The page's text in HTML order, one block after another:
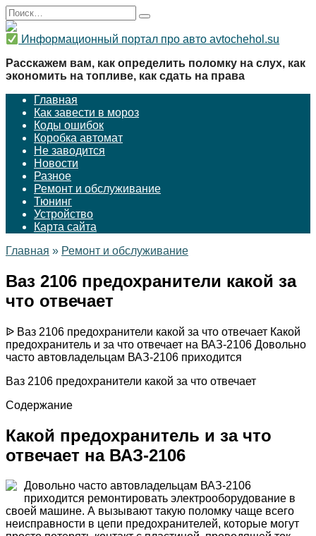
Перейти
к
содержанию
Search
for:
Информационный портал про авто avtochehol.su
Расскажем вам, как определить поломку на слух, как
экономить на топливе, как сдать на права
Главная
Как завести в мороз
Коды ошибок
Коробка автомат
Не заводится
Новости
Разное
Ремонт и обслуживание
Тюнинг
Устройство
Карта сайта
Главная » Ремонт и обслуживание
Ваз 2106 предохранители какой за
что отвечает
ᐉ Ваз 2106 предохранители какой за что отвечает Какой
предохранитель и за что отвечает на ВАЗ-2106 Довольно
часто автовладельцам ВАЗ-2106 приходится
Ваз 2106 предохранители какой за что отвечает
Содержание
Какой предохранитель и за что
отвечает на ВАЗ-2106
Довольно часто автовладельцам ВАЗ-2106
приходится ремонтировать электрооборудование в
своей машине. А вызывают такую поломку чаще всего
неисправности в цепи предохранителей, которые могут